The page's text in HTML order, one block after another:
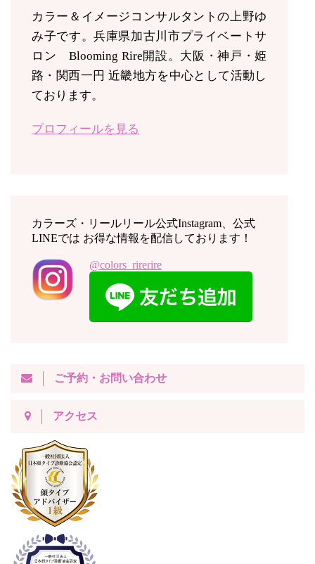
カラー＆イメージコンサルタントの上野ゆ
み子です。兵庫県加古川市プライベートサ
ロン Blooming Rire開設。 大阪・神戸・姫
路・関西一円 近畿地方を中心として活動し
ております。
プロフィールを見る
カラーズ・リールリール公式Instagram、公式
LINEでは お得な情報を配信しております！
@colors_rirerire
ご予約・お問い合わせ
アクセス